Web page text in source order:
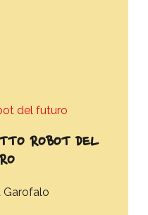
ROBOT DEL
Garofalo